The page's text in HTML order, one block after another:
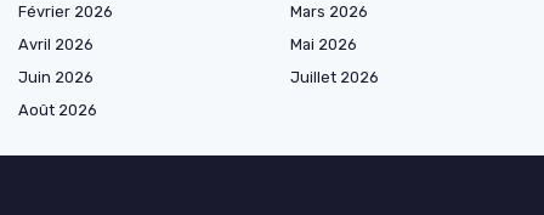
Février 2026
Mars 2026
Avril 2026
Mai 2026
Juin 2026
Juillet 2026
Août 2026